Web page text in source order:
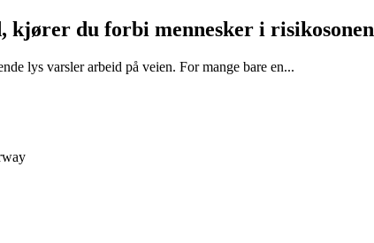
du forbi mennesker i risikosonen
lys varsler arbeid på veien. For mange bare en...